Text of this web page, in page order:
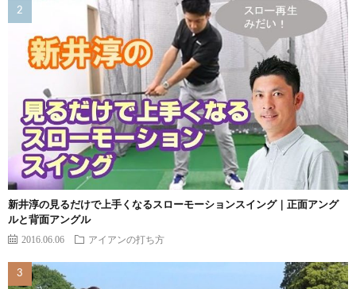
新井淳の見るだけで上手くなるスローモーションスイング｜正面アング
ルと背面アングル
2016.06.06 アイアンの打ち方